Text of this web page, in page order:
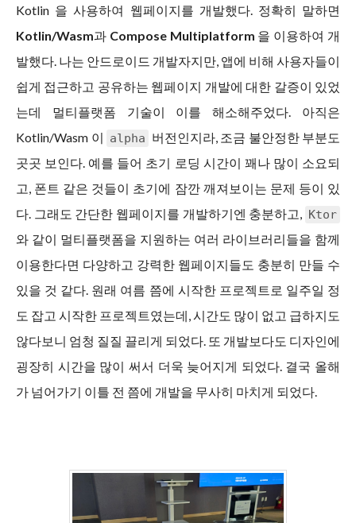
Kotlin 을 사용하여 웹페이지를 개발했다. 정확히 말하면
Kotlin/Wasm과 Compose Multiplatform 을 이용하여 개
발했다. 나는 안드로이드 개발자지만, 앱에 비해 사용자들이
쉽게 접근하고 공유하는 웹페이지 개발에 대한 갈증이 있었
는데 멀티플랫폼 기술이 이를 해소해주었다. 아직은
Kotlin/Wasm 이 alpha 버전인지라, 조금 불안정한 부분도
곳곳 보인다. 예를 들어 초기 로딩 시간이 꽤나 많이 소요되
고, 폰트 같은 것들이 초기에 잠깐 깨져보이는 문제 등이 있
다. 그래도 간단한 웹페이지를 개발하기엔 충분하고,
Ktor
와 같이 멀티플랫폼을 지원하는 여러 라이브러리들을 함께
이용한다면 다양하고 강력한 웹페이지들도 충분히 만들 수
있을 것 같다. 원래 여름 쯤에 시작한 프로젝트로 일주일 정
도 잡고 시작한 프로젝트였는데, 시간도 많이 없고 급하지도
않다보니 엄청 질질 끌리게 되었다. 또 개발보다도 디자인에
굉장히 시간을 많이 써서 더욱 늦어지게 되었다. 결국 올해
가 넘어가기 이틀 전 쯤에 개발을 무사히 마치게 되었다.